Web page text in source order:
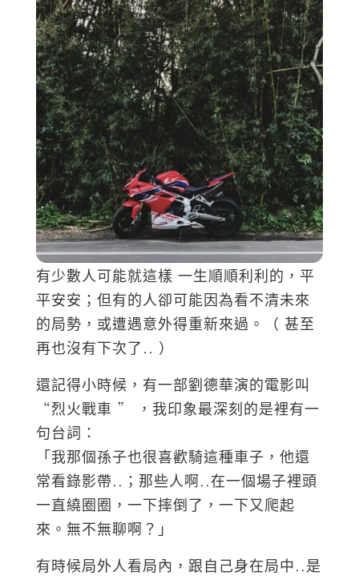
有少數人可能就這樣 一生順順利利的，平
平安安；但有的人卻可能因為看不清未來
的局勢，或遭遇意外得重新來過。（ 甚至
再也沒有下次了.. ）
還記得小時候，有一部劉德華演的電影叫
“烈火戰車 ” ，我印象最深刻的是裡有一
句台詞：
「我那個孫子也很喜歡騎這種車子，他還
常看錄影帶..；那些人啊..在一個場子裡頭
一直繞圈圈，一下摔倒了，一下又爬起
來。無不無聊啊？」
有時候局外人看局內，跟自己身在局中..是